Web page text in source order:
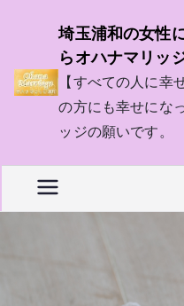
プ
埼玉浦和の女性
らオハナマリッ
【すべての人に幸
の方にも幸せにな
ッジの願いです。